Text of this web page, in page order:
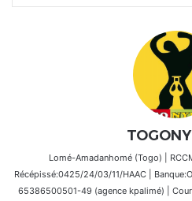
Lomé-Amadanhomé (Togo) |
Récépissé:0425/24/03/11/HAAC |
65386500501-49 (agence kpalimé) |